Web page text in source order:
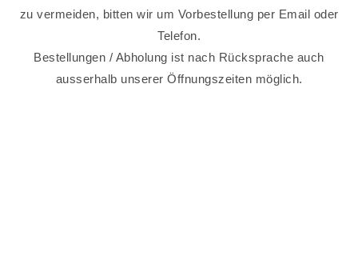
zu vermeiden, bitten wir um Vorbestellung per Email oder
Telefon.
Bestellungen / Abholung ist nach Rücksprache auch
ausserhalb unserer Öffnungszeiten möglich.